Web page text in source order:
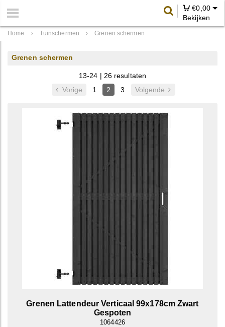
€0,00
Bekijken
Home › Tuinschermen › Grenen schermen
Grenen schermen
13-24 | 26 resultaten
Vorige
1 2 3 Volgende
Grenen Lattendeur Verticaal 99x178cm Zwart
Gespoten
1064426